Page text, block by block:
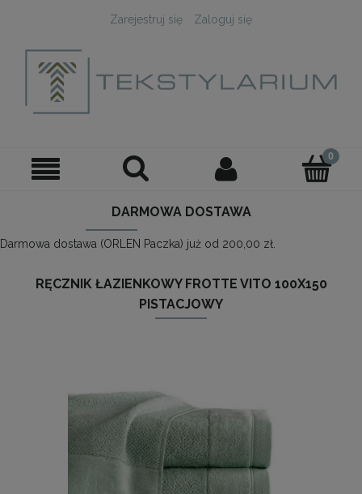
Zarejestruj się Zaloguj się
DARMOWA DOSTAWA
Darmowa dostawa (ORLEN Paczka) już od 200,00 zł.
RĘCZNIK ŁAZIENKOWY FROTTE VITO 100X150
PISTACJOWY